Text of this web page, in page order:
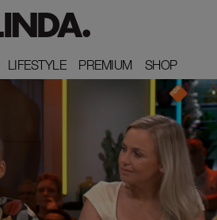
LIFESTYLE
LIFESTYLE PREMIUM
PREMIUM SHOP
SHOP